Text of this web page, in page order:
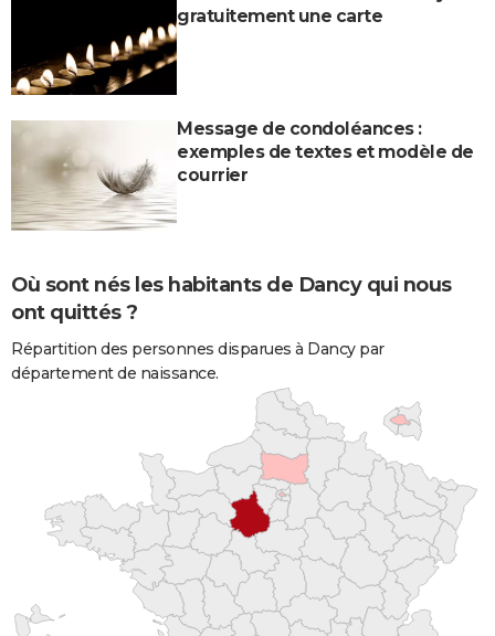
gratuitement une carte
Message de condoléances :
exemples de textes et modèle de
courrier
Où sont nés les habitants de Dancy qui nous
ont quittés ?
Répartition des personnes disparues à Dancy par
département de naissance.